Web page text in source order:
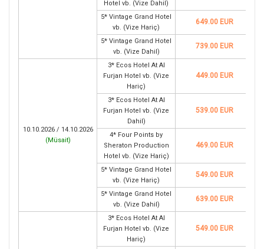
Hotel vb. (Vize Dahil)
5* Vintage Grand Hotel
vb. (Vize Hariç)
649.00 EUR
5* Vintage Grand Hotel
vb. (Vize Dahil)
739.00 EUR
10.10.2026 / 14.10.2026
(Müsait)
3* Ecos Hotel At Al
Furjan Hotel vb. (Vize
Hariç)
449.00 EUR
3* Ecos Hotel At Al
Furjan Hotel vb. (Vize
Dahil)
539.00 EUR
4* Four Points by
Sheraton Production
Hotel vb. (Vize Hariç)
469.00 EUR
5* Vintage Grand Hotel
vb. (Vize Hariç)
549.00 EUR
5* Vintage Grand Hotel
vb. (Vize Dahil)
639.00 EUR
3* Ecos Hotel At Al
Furjan Hotel vb. (Vize
Hariç)
549.00 EUR